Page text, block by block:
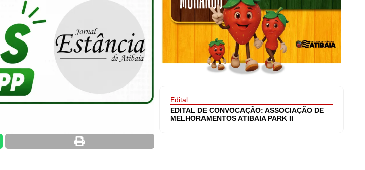
Edital
EDITAL DE CONVOCAÇÃO: ASSOCIAÇÃO DE
MELHORAMENTOS ATIBAIA PARK II